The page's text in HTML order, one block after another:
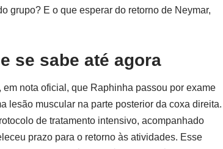
grupo? E o que esperar do retorno de Neymar,
se sabe até agora
nota oficial, que Raphinha passou por exame
lesão muscular na parte posterior da coxa direita.
de tratamento intensivo, acompanhado
prazo para o retorno às atividades. Esse